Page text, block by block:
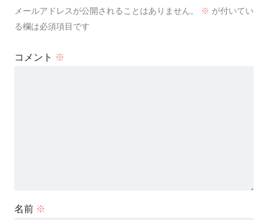
メールアドレスが公開されることはありません。 ※ が付いてい
る欄は必須項目です
コメント ※
名前 ※